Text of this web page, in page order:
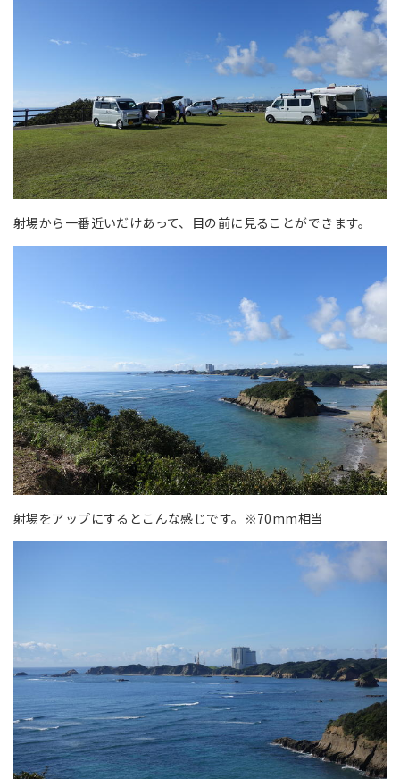
射場から一番近いだけあって、目の前に見ることができます。
射場をアップにするとこんな感じです。※70mm相当